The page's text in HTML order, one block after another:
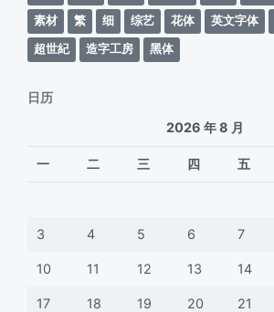
素材
繁 细 综艺 花体 英文字体
超世紀
造字工房 黑体
日历
2026 年 8 月
一 二 三 四 五
3 4 5 6 7
10 11 12 13 14
17 18 19 20 21